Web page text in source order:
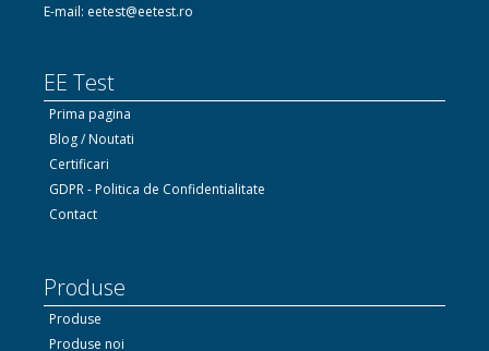
E-mail: eetest@eetest.ro
EE Test
Prima pagina
Blog / Noutati
Certificari
GDPR - Politica de Confidentialitate
Contact
Produse
Produse
Produse noi